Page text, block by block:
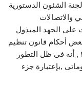
الشئون الدستورية
والاتصالات
على الجهد المبذول
أحكام قانون تنظيم
الاتصالات الصادر بالقانون رقم ١٠ لسنة ٢٠٠٣ , أنه فى ظل التطور
,بإعتبارة جزء